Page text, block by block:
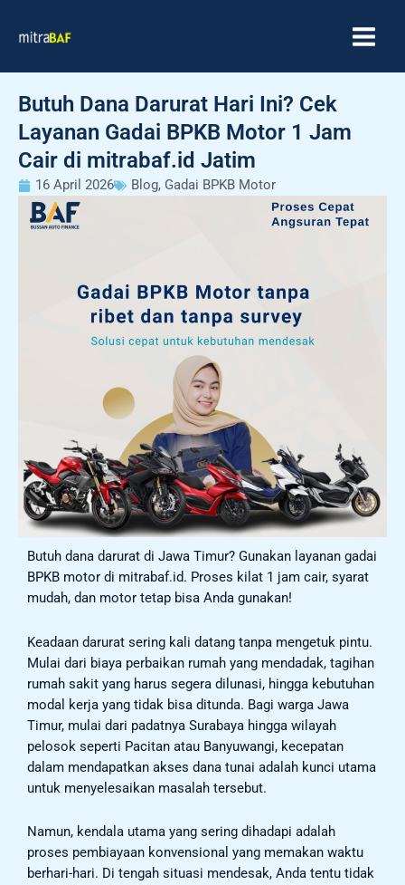
Butuh Dana Darurat Hari Ini? Cek
Layanan Gadai BPKB Motor 1 Jam
Cair di mitrabaf.id Jatim
16 April 2026 Blog, Gadai BPKB Motor
Butuh dana darurat di Jawa Timur? Gunakan layanan gadai
BPKB motor di mitrabaf.id. Proses kilat 1 jam cair, syarat
mudah, dan motor tetap bisa Anda gunakan!
Keadaan darurat sering kali datang tanpa mengetuk pintu.
Mulai dari biaya perbaikan rumah yang mendadak, tagihan
rumah sakit yang harus segera dilunasi, hingga kebutuhan
modal kerja yang tidak bisa ditunda. Bagi warga Jawa
Timur, mulai dari padatnya Surabaya hingga wilayah
pelosok seperti Pacitan atau Banyuwangi, kecepatan
dalam mendapatkan akses dana tunai adalah kunci utama
untuk menyelesaikan masalah tersebut.
Namun, kendala utama yang sering dihadapi adalah
proses pembiayaan konvensional yang memakan waktu
berhari-hari. Di tengah situasi mendesak, Anda tentu tidak